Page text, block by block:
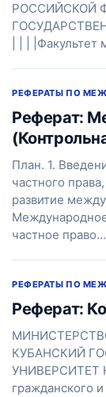
РОССИЙСКОЙ
| | |
РЕФЕРАТЫ ПО
Реферат:
План. 1.
частного
развитие
частное
РЕФЕРАТЫ ПО
Реферат:
КУБАНСКИЙ
УНИВЕРСИТЕТ
гражданского